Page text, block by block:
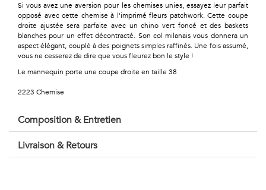
Urbain
Pop
Vintage
Voir
Si vous avez une aversion pour les chemises unies, essayez leur parfait
opposé avec cette chemise à l'imprimé fleurs patchwork. Cette coupe
droite ajustée sera parfaite avec un chino vert foncé et des baskets
blanches pour un effet décontracté. Son col milanais vous donnera un
aspect élégant, couplé à des poignets simples raffinés. Une fois assumé,
vous ne cesserez de dire que vous fleurez bon le style !
Le mannequin porte une coupe droite en taille 38
2223 Chemise
Composition & Entretien
Livraison & Retours